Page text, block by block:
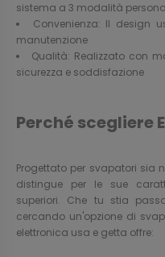
sistema a 3 modalità
Convenienza: Il design
manutenzione
Qualità: Realizzato con
sicurezza e soddisfazione
Perché scegliere
Progettato per svapatori sia
distingue per le sue
superiori. Che tu stia
cercando un'opzione di
elettronica usa e getta offre: